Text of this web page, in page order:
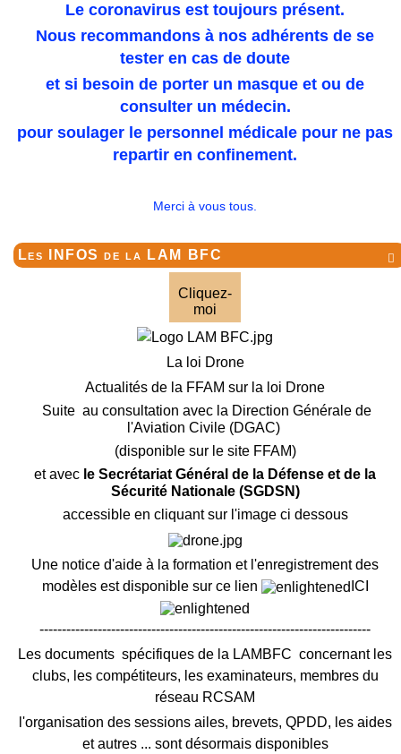
Le coronavirus est toujours présent.
Nous recommandons à nos adhérents de se
tester en cas de doute
et si besoin de porter un masque et ou de
consulter un médecin.
pour soulager le personnel médicale pour ne pas
repartir en confinement.
Merci à vous tous.

Les INFOS de la LAM BFC
Cliquez-
moi
La loi Drone
Actualités de la FFAM sur la loi Drone
Suite au consultation avec la Direction Générale de
l'Aviation Civile (DGAC)
(disponible sur le site FFAM)
et avec le Secrétariat Général de la Défense et de la
Sécurité Nationale (SGDSN)
accessible en cliquant sur l'image ci dessous
Une notice d'aide à la formation et l'enregistrement des
modèles est disponible sur ce lien
ICI
--------------------------------------------------------------------------
Les documents spécifiques de la LAMBFC concernant les
clubs, les compétiteurs, les examinateurs, membres du
réseau RCSAM
l'organisation des sessions ailes, brevets, QPDD, les aides
et autres ... sont désormais disponibles